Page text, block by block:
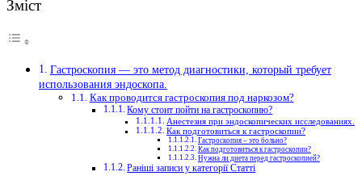
Зміст
Гастроскопия — это метод диагностики, который требует
использования эндоскопа.
Как проводится гастроскопия под наркозом?
Кому стоит пойти на гастроскопию?
Анестезия при эндоскопических исследованиях.
Как подготовиться к гастроскопии?
Гастроскопия – это больно?
Как подготовиться к гастроскопии?
Нужна ли диета перед гастроскопией?
Раніші записи у категорії Статті